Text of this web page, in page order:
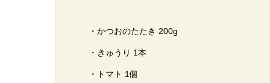
・かつおのたたき 200g
・きゅうり 1本
・トマト 1個